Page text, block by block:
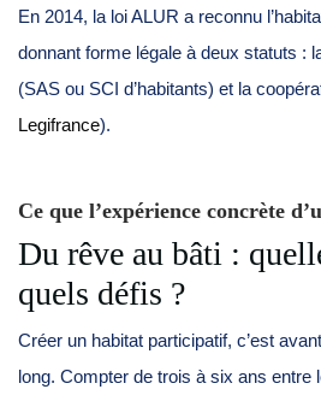
En 2014, la loi ALUR a reconnu
donnant forme légale à deux statuts :
(SAS ou SCI d’habitants) et la
Legifrance).
Ce que l’expérience concrète
Du rêve au bâti :
quels défis ?
Créer un habitat participatif, c’est
long. Compter de trois à six ans entre